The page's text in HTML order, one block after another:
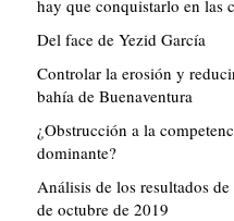
hay que conquistarlo en las
Del face de Yezid García
Controlar la erosión y
bahía de Buenaventura
¿Obstrucción a la
dominante?
Análisis de los resultados
de octubre de 2019